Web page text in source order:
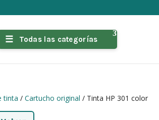
Todas las categorías
tinta /Cartucho original / Tinta HP 301 color